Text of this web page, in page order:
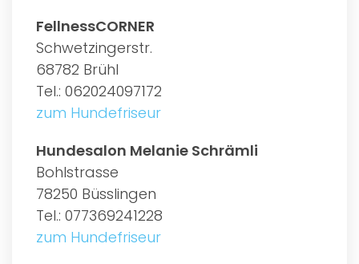
FellnessCORNER
Schwetzingerstr.
68782 Brühl
Tel.: 062024097172
zum Hundefriseur
Hundesalon Melanie Schrämli
Bohlstrasse
78250 Büsslingen
Tel.: 077369241228
zum Hundefriseur